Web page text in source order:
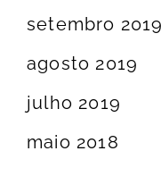
setembro 2019
agosto 2019
julho 2019
maio 2018